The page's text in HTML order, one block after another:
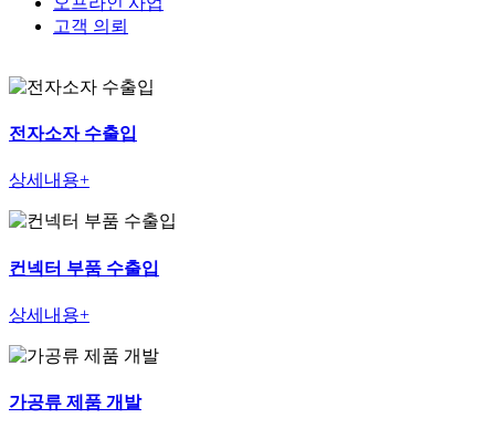
고객 의뢰
전자소자 수출입
상세내용+
컨넥터 부품 수출입
상세내용+
가공류 제품 개발